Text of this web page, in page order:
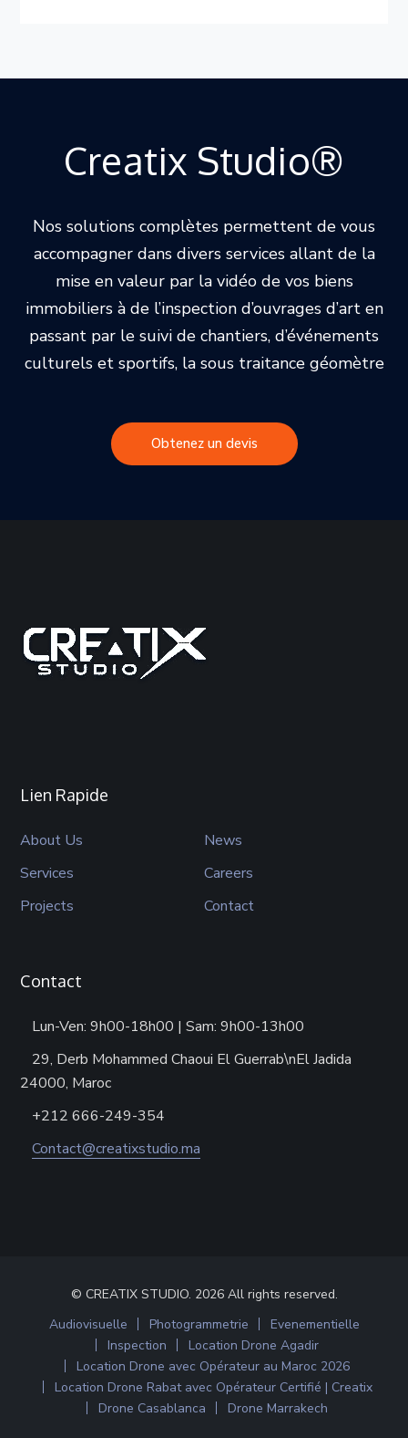
Creatix Studio®
Nos solutions complètes permettent de vous
accompagner dans divers services allant de la
mise en valeur par la vidéo de vos biens
immobiliers à de l’inspection d’ouvrages d’art en
passant par le suivi de chantiers, d’événements
culturels et sportifs, la sous traitance géomètre
Obtenez un devis
Lien Rapide
About Us
News
Services
Careers
Projects
Contact
Contact
Lun-Ven: 9h00-18h00 | Sam: 9h00-13h00
29, Derb Mohammed Chaoui El Guerrab\nEl Jadida
24000, Maroc
+212 666-249-354
Contact@creatixstudio.ma
© CREATIX STUDIO. 2026 All rights reserved.
Audiovisuelle
Photogrammetrie
Evenementielle
Inspection
Location Drone Agadir
Location Drone avec Opérateur au Maroc 2026
Location Drone Rabat avec Opérateur Certifié | Creatix
Drone Casablanca
Drone Marrakech